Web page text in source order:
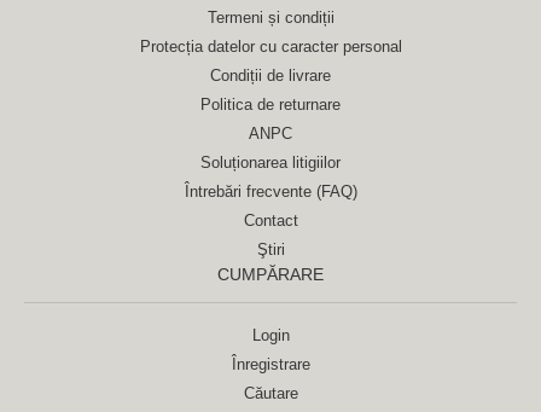
Termeni și condiții
Protecția datelor cu caracter personal
Condiții de livrare
Politica de returnare
ANPC
Soluționarea litigiilor
Întrebări frecvente (FAQ)
Contact
Ştiri
CUMPĂRARE
Login
Înregistrare
Căutare